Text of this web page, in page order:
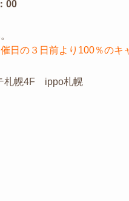
00
日の３日前より100％のキ
札幌4F ippo札幌